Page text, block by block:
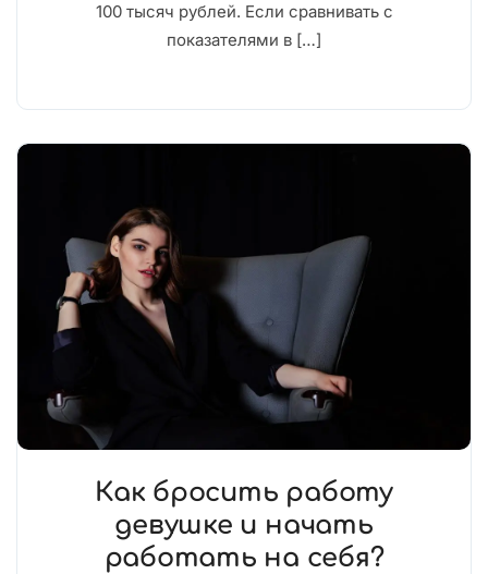
100 тысяч рублей. Если сравнивать с
показателями в […]
Как бросить работу
девушке и начать
работать на себя?